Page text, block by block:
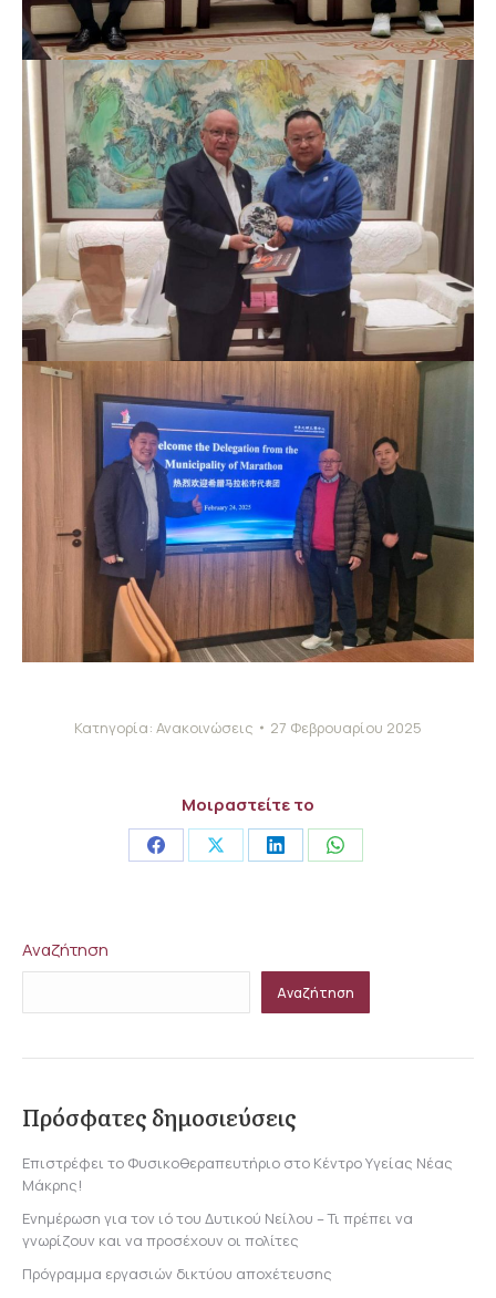
Κατηγορία: Ανακοινώσεις 27 Φεβρουαρίου 2025
Μοιραστείτε το
Share Share Share Share
Αναζήτηση
Αναζήτηση
Πρόσφατες δημοσιεύσεις
Επιστρέφει το Φυσικοθεραπευτήριο στο Κέντρο Υγείας Νέας
Μάκρης!
Ενημέρωση για τον ιό του Δυτικού Νείλου – Τι πρέπει να
γνωρίζουν και να προσέχουν οι πολίτες
Πρόγραμμα εργασιών δικτύου αποχέτευσης